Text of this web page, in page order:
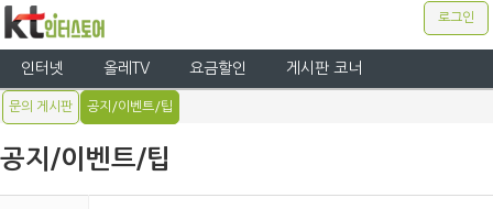
로그인
인터넷 올레TV 요금할인 게시판 코너
문의 게시판 공지/이벤트/팁
공지/이벤트/팁